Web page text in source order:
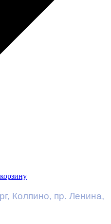
, Колпино, пр. Ленина,